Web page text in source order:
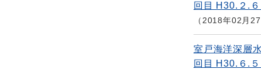
回目 H30.２.
2018年02月27
室戸海洋深層
回目 H30.６.